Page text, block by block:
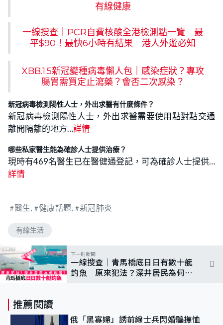
有線健康
一線搜查｜PCR自費核酸全港檢測點一覽 最
平$90！最快6小時有結果 港人外遊必知
XBB.1.5新冠變種病毒懶人包｜感染症狀？專攻
腸胃需買定止瀉藥？會否二次感染？
新冠病毒檢測陽性人士，外出求醫有什麼條件？
新冠病毒檢測陽性人士，外出求醫需要使用點對點交通
離開隔離的地方…詳情
哪些私家醫生能為確診人士提供治療？
現時有469名醫生已在醫健通登記，可為確診人士提供…
詳情
醫生 健康話題 新冠肺炎
有線生活
下一則新聞
一線搜查｜青馬橋底日日有數十艇
釣魚 原來犯法？深井居民為何叫
推薦閱讀
俄「黑寡婦」誘前線士兵閃婚騙撫恤